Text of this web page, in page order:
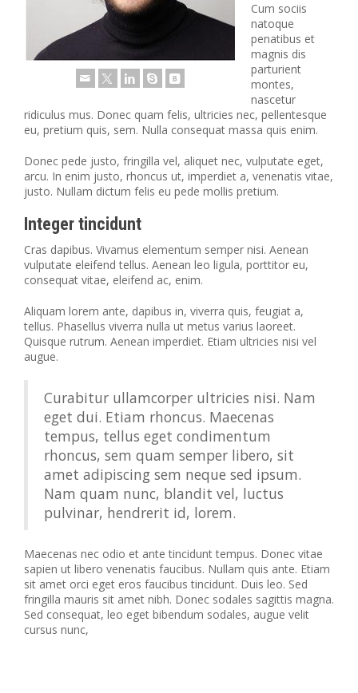
Cum sociis
natoque
penatibus et
magnis dis
parturient
montes,
nascetur
ridiculus mus. Donec quam felis, ultricies nec, pellentesque
eu, pretium quis, sem. Nulla consequat massa quis enim.
Donec pede justo, fringilla vel, aliquet nec, vulputate eget,
arcu. In enim justo, rhoncus ut, imperdiet a, venenatis vitae,
justo. Nullam dictum felis eu pede mollis pretium.
Integer tincidunt
Cras dapibus. Vivamus elementum semper nisi. Aenean
vulputate eleifend tellus. Aenean leo ligula, porttitor eu,
consequat vitae, eleifend ac, enim.
Aliquam lorem ante, dapibus in, viverra quis, feugiat a,
tellus. Phasellus viverra nulla ut metus varius laoreet.
Quisque rutrum. Aenean imperdiet. Etiam ultricies nisi vel
augue.
Curabitur ullamcorper ultricies nisi. Nam
eget dui. Etiam rhoncus. Maecenas
tempus, tellus eget condimentum
rhoncus, sem quam semper libero, sit
amet adipiscing sem neque sed ipsum.
Nam quam nunc, blandit vel, luctus
pulvinar, hendrerit id, lorem.
Maecenas nec odio et ante tincidunt tempus. Donec vitae
sapien ut libero venenatis faucibus. Nullam quis ante. Etiam
sit amet orci eget eros faucibus tincidunt. Duis leo. Sed
fringilla mauris sit amet nibh. Donec sodales sagittis magna.
Sed consequat, leo eget bibendum sodales, augue velit
cursus nunc,